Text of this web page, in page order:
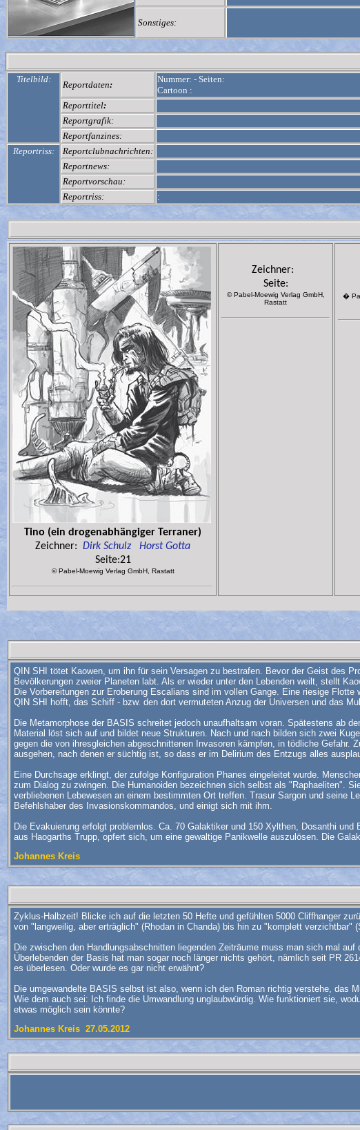
Sonstiges:
Titelbild:
Reportdaten:
Nummer: - Seiten:
Cartoon :
Reporttitel:
Reportgrafik:
Reportfanzines:
Reportriss:
Reportclubnachrichten:
Reportnews:
Reportvorschau:
Reportriss:
:
Tino (ein drogenabhängiger Terraner)
Zeichner: Dirk Schulz
Horst Gotta
Seite:21
© Pabel-Moewig Verlag GmbH, Rastatt
Zeichner:
Seite:
© Pabel-Moewig Verlag GmbH,
Rastatt
�
QIN SHI tötet Kaowen, um ihn für sein Versagen zu bestrafen. Bevor der Geist des
Bevölkerungen zweier Planeten labt. Als er wieder unter den Lebenden weilt, stellt
Die Vorbereitungen zur Eroberung Escalians sind im vollen Gange. Eine riesige
QIN SHI hofft, das Schiff - bzw. den dort vermuteten Anzug der Universen und das
Die Metamorphose der BASIS schreitet jedoch unaufhaltsam voran. Spätestens ab
Material löst sich auf und bildet neue Strukturen. Nach und nach bilden sich zwei
gegen die von ihresgleichen abgeschnittenen Invasoren kämpfen, in tödliche Gefahr.
ausgehen, nach denen er süchtig ist, so dass er im Delirium des Entzugs alles
Eine Durchsage erklingt, der zufolge Konfiguration Phanes eingeleitet wurde.
zum Dialog zu zwingen. Die Humanoiden bezeichnen sich selbst als "Raphaeliten".
verbliebenen Lebewesen an einem bestimmten Ort treffen. Trasur Sargon und seine
Befehlshaber des Invasionskommandos, und einigt sich mit ihm.
Die Evakuierung erfolgt problemlos. Ca. 70 Galaktiker und 150 Xylthen, Dosanthi
aus Haogarths Trupp, opfert sich, um eine gewaltige Panikwelle auszulösen. Die
Johannes Kreis
Zyklus-Halbzeit! Blicke ich auf die letzten 50 Hefte und gefühlten 5000 Cliffhanger
von "langweilig, aber erträglich" (Rhodan in Chanda) bis hin zu "komplett
Die zwischen den Handlungsabschnitten liegenden Zeiträume muss man sich mal
Überlebenden der Basis hat man sogar noch länger nichts gehört, nämlich seit PR
es überlesen. Oder wurde es gar nicht erwähnt?
Die umgewandelte BASIS selbst ist also, wenn ich den Roman richtig verstehe, das
Wie dem auch sei: Ich finde die Umwandlung unglaubwürdig. Wie funktioniert sie,
etwas möglich sein könnte?
Johannes Kreis 27.05.2012